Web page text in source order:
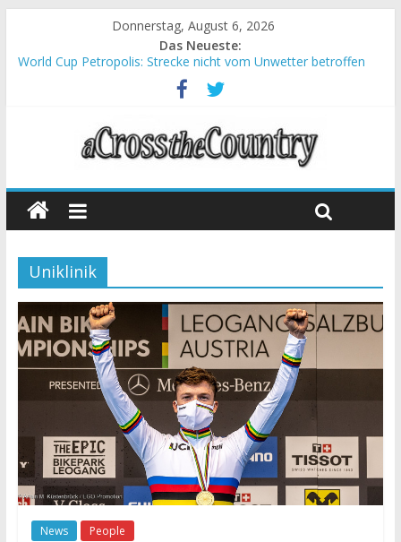
Donnerstag, August 6, 2026
Das Neueste:
World Cup Petropolis: Strecke nicht vom Unwetter betroffen
Krumbach und Obergessertshausen: Mountainbike-Bundesliga
Supercup Massi Banyoles: Siege für Carod und Richards
Halbzeit beim Andalucia Bike Race: Weltmeister Seewald führt
Chelva: Schweizer Doppelsieg beim ersten XCO-Rennen der
Uniklinik
News People